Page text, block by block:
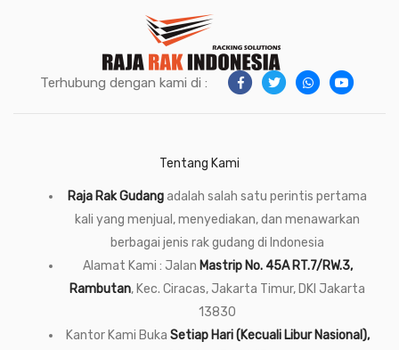
Terhubung dengan kami di :
Tentang Kami
Raja Rak Gudangadalah salah satu perintis pertama
kali yang menjual, menyediakan, dan menawarkan
berbagai jenis rak gudang di Indonesia
Alamat Kami : Jalan Mastrip No. 45A RT.7/RW.3,
Rambutan, Kec. Ciracas, Jakarta Timur, DKI Jakarta
13830
Kantor Kami Buka Setiap Hari (Kecuali Libur Nasional),